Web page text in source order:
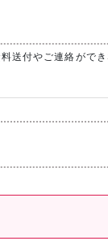
送付やご連絡がで